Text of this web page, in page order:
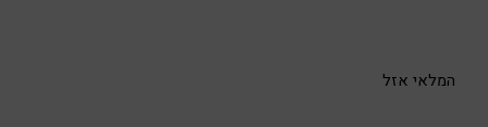
המלאי אזל